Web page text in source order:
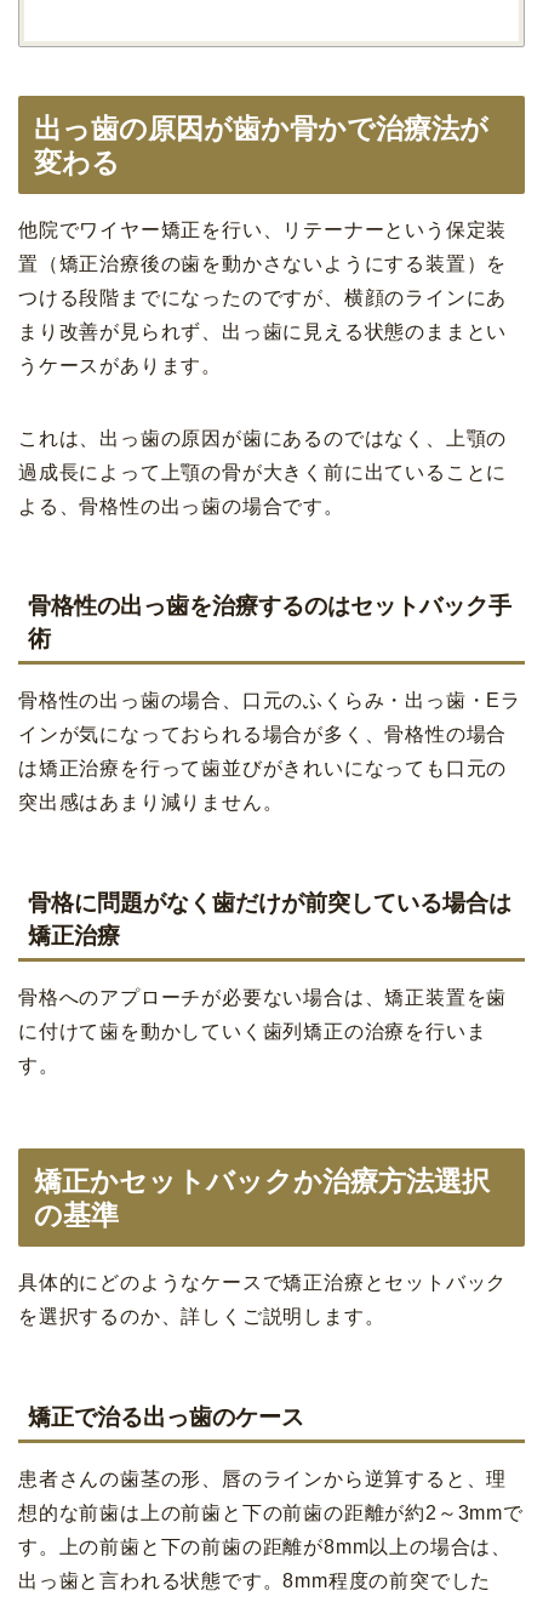
出っ歯の原因が歯か骨かで治療法が
変わる
他院でワイヤー矯正を行い、リテーナーという保定装
置（矯正治療後の歯を動かさないようにする装置）を
つける段階までになったのですが、横顔のラインにあ
まり改善が見られず、出っ歯に見える状態のままとい
うケースがあります。
これは、出っ歯の原因が歯にあるのではなく、上顎の
過成長によって上顎の骨が大きく前に出ていることに
よる、骨格性の出っ歯の場合です。
骨格性の出っ歯を治療するのはセットバック手
術
骨格性の出っ歯の場合、口元のふくらみ・出っ歯・Eラ
インが気になっておられる場合が多く、骨格性の場合
は矯正治療を行って歯並びがきれいになっても口元の
突出感はあまり減りません。
骨格に問題がなく歯だけが前突している場合は
矯正治療
骨格へのアプローチが必要ない場合は、矯正装置を歯
に付けて歯を動かしていく歯列矯正の治療を行いま
す。
矯正かセットバックか治療方法選択
の基準
具体的にどのようなケースで矯正治療とセットバック
を選択するのか、詳しくご説明します。
矯正で治る出っ歯のケース
患者さんの歯茎の形、唇のラインから逆算すると、理
想的な前歯は上の前歯と下の前歯の距離が約2～3mmで
す。上の前歯と下の前歯の距離が8mm以上の場合は、
出っ歯と言われる状態です。8mm程度の前突でした